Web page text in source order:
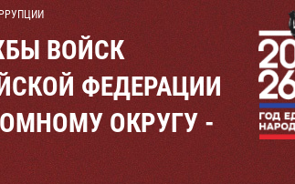
ВОЙСК
ФЕДЕРАЦИИ
ОКРУГУ -